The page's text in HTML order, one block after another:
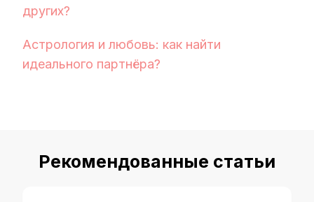
других?
Астрология и любовь: как найти
идеального партнёра?
Рекомендованные статьи